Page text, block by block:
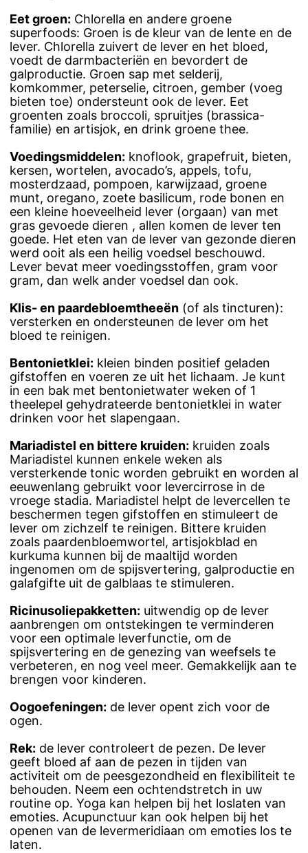
Eet groen: Chlorella en andere groene
superfoods: Groen is de kleur van de lente en de
lever. Chlorella zuivert de lever en het bloed,
voedt de darmbacteriën en bevordert de
galproductie. Groen sap met selderij,
komkommer, peterselie, citroen, gember (voeg
bieten toe) ondersteunt ook de lever. Eet
groenten zoals broccoli, spruitjes (brassica-
familie) en artisjok, en drink groene thee.
Voedingsmiddelen: knoflook, grapefruit, bieten,
kersen, wortelen, avocado’s, appels, tofu,
mosterdzaad, pompoen, karwijzaad, groene
munt, oregano, zoete basilicum, rode bonen en
een kleine hoeveelheid lever (orgaan) van met
gras gevoede dieren , allen komen de lever ten
goede. Het eten van de lever van gezonde dieren
werd ooit als een heilig voedsel beschouwd.
Lever bevat meer voedingsstoffen, gram voor
gram, dan welk ander voedsel dan ook.
Klis- en paardebloemtheeën (of als tincturen):
versterken en ondersteunen de lever om het
bloed te reinigen.
Bentonietklei: kleien binden positief geladen
gifstoffen en voeren ze uit het lichaam. Je kunt
in een bak met bentonietwater weken of 1
theelepel gehydrateerde bentonietklei in water
drinken voor het slapengaan.
Mariadistel en bittere kruiden: kruiden zoals
Mariadistel kunnen enkele weken als
versterkende tonic worden gebruikt en worden al
eeuwenlang gebruikt voor levercirrose in de
vroege stadia. Mariadistel helpt de levercellen te
beschermen tegen gifstoffen en stimuleert de
lever om zichzelf te reinigen. Bittere kruiden
zoals paardenbloemwortel, artisjokblad en
kurkuma kunnen bij de maaltijd worden
ingenomen om de spijsvertering, galproductie en
galafgifte uit de galblaas te stimuleren.
Ricinusoliepakketten: uitwendig op de lever
aanbrengen om ontstekingen te verminderen
voor een optimale leverfunctie, om de
spijsvertering en de genezing van weefsels te
verbeteren, en nog veel meer. Gemakkelijk aan te
brengen voor kinderen.
Oogoefeningen: de lever opent zich voor de
ogen.
Rek: de lever controleert de pezen. De lever
geeft bloed af aan de pezen in tijden van
activiteit om de peesgezondheid en flexibiliteit te
behouden. Neem een ochtendstretch in uw
routine op. Yoga kan helpen bij het loslaten van
emoties. Acupunctuur kan ook helpen bij het
openen van de levermeridiaan om emoties los te
laten.